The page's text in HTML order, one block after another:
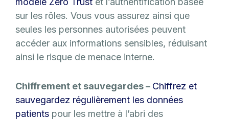
sur les rôles. Vous vous assurez ainsi que
seules les personnes autorisées peuvent
accéder aux informations sensibles, réduisant
ainsi le risque de menace interne.
Chiffrement et sauvegardes – Chiffrez et
sauvegardez régulièrement les données
patients pour les mettre à l’abri des